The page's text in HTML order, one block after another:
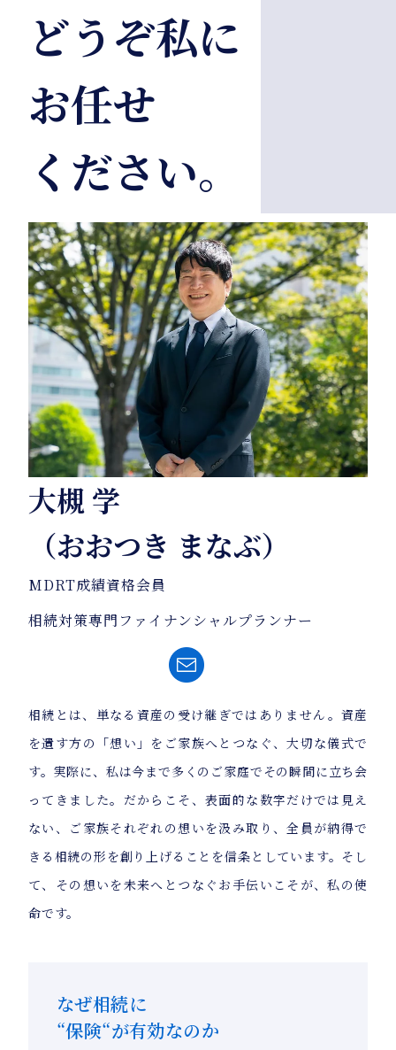
どうぞ私に
お任せ
ください。
大槻 学
（おおつき まなぶ）
MDRT成績資格会員
相続対策専門ファイナンシャルプランナー
相続とは、単なる資産の受け継ぎではありません。資産
を遺す方の「想い」をご家族へとつなぐ、大切な儀式で
す。実際に、私は今まで多くのご家庭でその瞬間に立ち会
ってきました。だからこそ、表面的な数字だけでは見え
ない、ご家族それぞれの想いを汲み取り、全員が納得で
きる相続の形を創り上げることを信条としています。そし
て、その想いを未来へとつなぐお手伝いこそが、私の使
命です。
なぜ相続に
“保険“が有効なのか